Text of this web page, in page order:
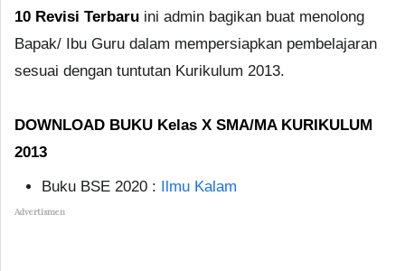
10 Revisi Terbaru ini admin bagikan buat menolong
Bapak/ Ibu Guru dalam mempersiapkan pembelajaran
sesuai dengan tuntutan Kurikulum 2013.
DOWNLOAD BUKU Kelas X SMA/MA KURIKULUM
2013
Buku BSE 2020 :
Ilmu Kalam
Advertismen